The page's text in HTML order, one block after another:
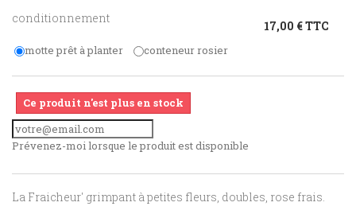
17,00 € TTC
conditionnement
motte prêt à planter conteneur rosier
Ce produit n'est plus en stock
Prévenez-moi lorsque le produit est disponible
La Fraicheur' grimpant à petites fleurs, doubles, rose frais.